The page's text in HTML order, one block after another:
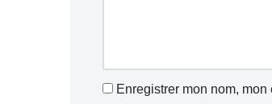
Enregistrer mon nom,